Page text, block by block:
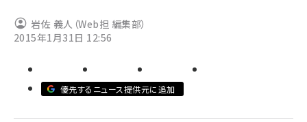
セミナー (2310)
meo (1277)
岩佐 義人（Web担 編集部）
2015年1月31日 12:56
優先するニュース提供元に追加